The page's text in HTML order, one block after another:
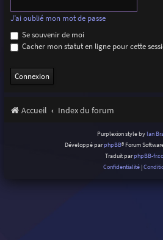
J’ai oublié mon mot de passe
Se souvenir de moi
Cacher mon statut en ligne pour cette
Accueil Index du forum
Purplexion style by Ian
Développé parphpBB® Forum
Traduit parphpBB-
Confidentialité |